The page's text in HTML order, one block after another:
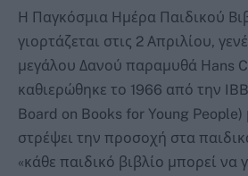
Η Παγκόσμια Ημέρα Παιδικού
γιορτάζεται στις 2 Απριλίου,
μεγάλου Δανού παραμυθά Ηans
καθιερώθηκε το 1966 από την
Board on Books for Young
στρέψει την προσοχή στα
«κάθε παιδικό βιβλίο μπορεί να